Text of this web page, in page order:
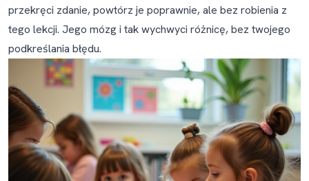
przekręci zdanie, powtórz je poprawnie, ale bez robienia z
tego lekcji. Jego mózg i tak wychwyci różnicę, bez twojego
podkreślania błędu.